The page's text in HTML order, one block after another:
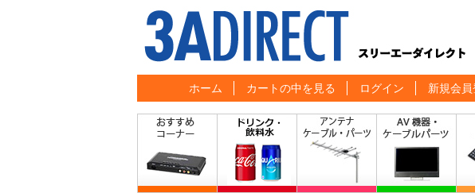
ホーム カートの中を見る ログイン 新規会